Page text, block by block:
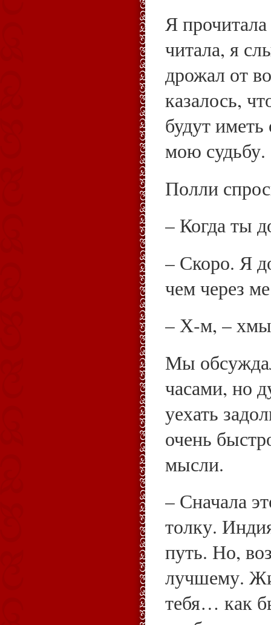
Я
читала, я
дрожал от
казалось,
будут
мою судьбу.
Полли
– Когда ты
– Скоро. Я
чем через
– Х‑м, –
Мы
часами, но
уехать
очень
мысли.
– Сначала
толку.
путь. Но,
лучшему.
тебя… как